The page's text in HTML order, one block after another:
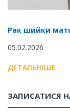
Рак шийки
05.02.2026
ДЕТАЛЬНІШЕ
ЗАПИСАТИСЯ